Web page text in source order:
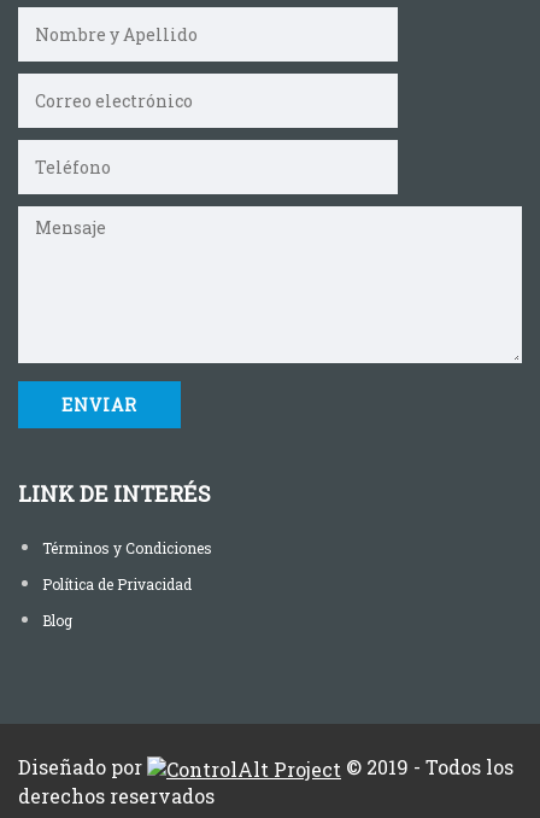
LINK DE INTERÉS
Términos y Condiciones
Política de Privacidad
Blog
Diseñado por
© 2019 - Todos los
derechos reservados